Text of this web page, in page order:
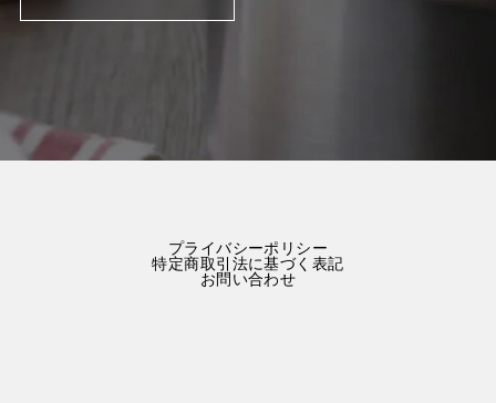
プライバシーポリシー
特定商取引法に基づく表記
お問い合わせ